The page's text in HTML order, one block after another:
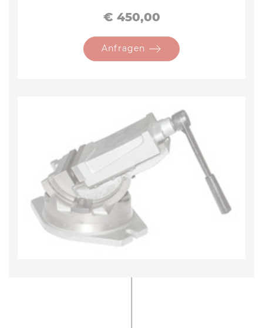
Preis
€ 450,00
Anfragen